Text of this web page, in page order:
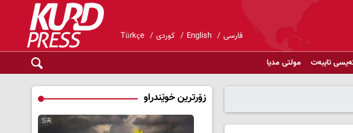
فارسی English کوردی Türkçe
تایبەت مولتی مدیا
زۆرترین خوێندراو